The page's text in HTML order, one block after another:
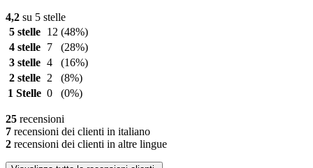
4,2 su 5 stelle
5 stelle
12 (48%)
4 stelle
7
(28%)
3 stelle 4
(16%)
2 stelle
2
(8%)
1 Stelle 0 (0%)
25 recensioni
7 recensioni dei clienti in italiano
2 recensioni dei clienti in altre lingue